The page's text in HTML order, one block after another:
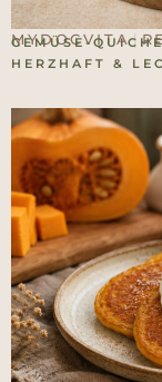
MYDOCVITA|
GEMÜSE-
HERZHAFT &